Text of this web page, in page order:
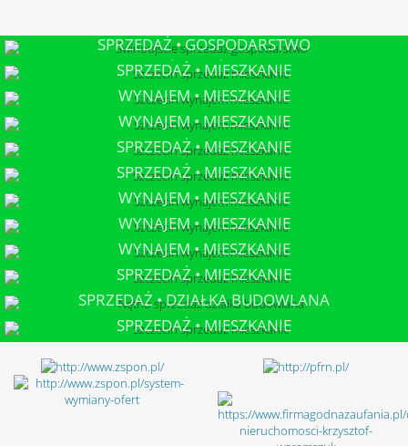
SPRZEDAŻ • GOSPODARSTWO
ŚWINOUJŚCIE
SPRZEDAŻ • MIESZKANIE
SZCZECIN
WYNAJEM • MIESZKANIE
SZCZECIN
WYNAJEM • MIESZKANIE
SZCZECIN
SPRZEDAŻ • MIESZKANIE
SZCZECIN
SPRZEDAŻ • MIESZKANIE
SZCZECIN
WYNAJEM • MIESZKANIE
SZCZECIN
WYNAJEM • MIESZKANIE
SZCZECIN
WYNAJEM • MIESZKANIE
SZCZECIN
SPRZEDAŻ • MIESZKANIE
SZCZECIN
SPRZEDAŻ • DZIAŁKA BUDOWLANA
NĘTNO
SPRZEDAŻ • MIESZKANIE
SZCZECIN